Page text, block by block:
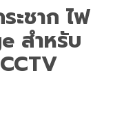
ะชาก ไฟ
สำหรับ